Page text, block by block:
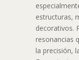
estructuras,
decorativos.
resonancias
la precisión,